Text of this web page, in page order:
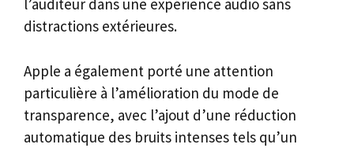
l’auditeur dans une expérience audio sans
distractions extérieures.
Apple a également porté une attention
particulière à l’amélioration du mode de
transparence, avec l’ajout d’une réduction
automatique des bruits intenses tels qu’un